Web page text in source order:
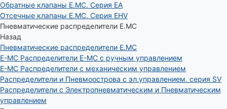
Обратные клапаны E.MC. Серия EA
Отсечные клапаны E.MC. Серия EHV
Пневматические распределители E.MC
Назад
Пневматические распределители E.MC
E-MC Распределители E-MC с ручным управлением
E-MC Распределители с механическим управлением
Распределители и Пневмоострова с эл.управлением. серия SV
Распределители с Электропневматическим и Пневматическим
управлением